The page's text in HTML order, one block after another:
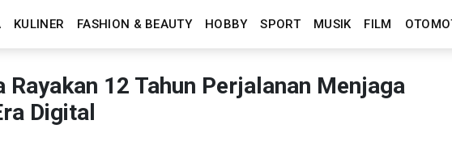
KULINER FASHION & BEAUTY HOBBY SPORT MUSIK FILM
Rayakan 12 Tahun Perjalanan Menjaga
Digital